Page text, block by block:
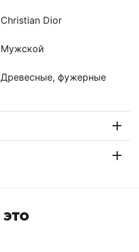
Christian Dior
Мужской
Древесные, фужерные